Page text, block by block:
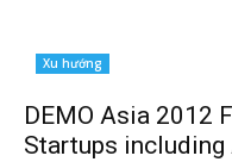
Xu hướng
DEMO Asia 2012
Startups including